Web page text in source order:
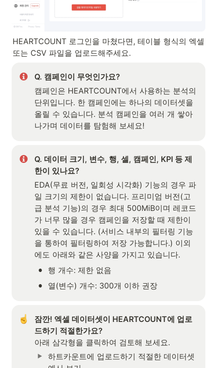
HEARTCOUNT 로그인을 마쳤다면, 테이블 형식의 엑셀
또는 CSV 파일을 업로드해주세요.
Q. 캠페인이 무엇인가요?
캠페인은 HEARTCOUNT에서 사용하는 분석의
단위입니다. 한 캠페인에는 하나의 데이터셋을
올릴 수 있습니다. 분석 캠페인을 여러 개 쌓아
나가며 데이터를 탐험해 보세요!
Q. 데이터 크기, 변수, 행, 셀, 캠페인, KPI 등 제
한이 있나요?
EDA(무료 버전, 일회성 시각화) 기능의 경우 파
일 크기의 제한이 없습니다. 프리미엄 버전(고
급 분석 기능)의 경우 최대 500MiB이며 레코드
가 너무 많을 경우 캠페인을 저장할 때 제한이
있을 수 있습니다. (서비스 내부의 필터링 기능
을 통하여 필터링하여 저장 가능합니다.) 이외
에도 아래와 같은 사양을 가지고 있습니다.
• 행 개수: 제한 없음
• 열(변수) 개수: 300개 이하 권장
잠깐! 엑셀 데이터셋이 HEARTCOUNT에 업로
드하기 적절한가요?
아래 삼각형을 클릭하여 검토해 보세요.
하트카운트에 업로드하기 적절한 데이터셋